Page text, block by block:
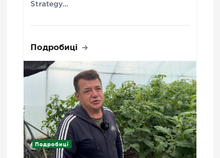
Strategy…
Подробиці
Подробиці